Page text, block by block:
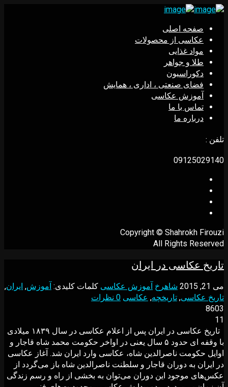
صفحه اصلی
عکاسی از محصولات
مواد غذایی
طلا و جواهر
دکوراسیون
فضای صنعتی ، اداری ، همایش
آموزش عکاسی
تماس با ما
درباره ما
تلفن :
09125029140
Copyright © Shahrokh Firouzi
All Rights Reserved
تاریخ عکاسی در ایران
می 21, 2015 شاهرخ آموزش عکاسی کلمات کلیدی: آموزش, ایران,
تاریخ عکاسی, تاریخچه, عکاسی 0 نظرات
8603
11
تاریخ عکاسی در ایران پس از اعلام عکاسی در سال ۱۸۳۹ میلادی
با وقفه ای حدود ۵ سال یعنی در اواخر حکومت محمد شاه قاجار و
اوایل حکومت ناصرالدین شاه، عکاسی وارد ایران شد. آغاز عکاسی
در ایران به دوران قاجار و سلطنت ناصرالدین شاه باز می‌گردد از
عکس‌های موجود این دوران می‌توان به بخشی از راه و رسم زندگی